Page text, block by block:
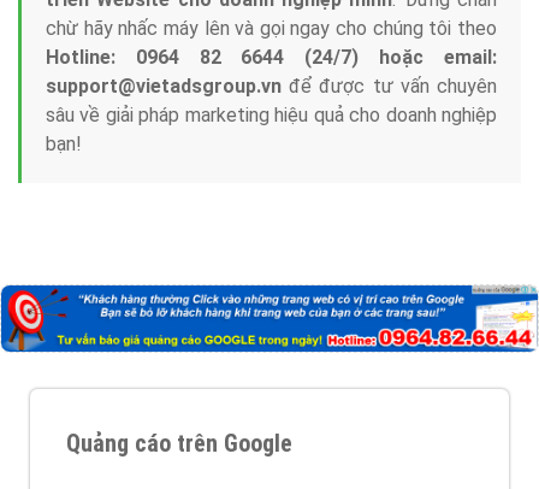
Web chuyên sâu trong nghề, được đào tạo bài bản tại
trung tâm marketing online uy tín hàng năm, luôn đem
đến cho khách hàng sản phẩm/ dịch vụ chất
lượng.